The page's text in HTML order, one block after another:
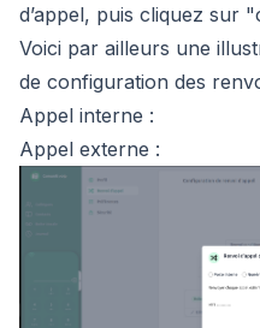
d’appel, puis cliquez sur
Voici par ailleurs une
de configuration des
Appel interne :
Appel externe :